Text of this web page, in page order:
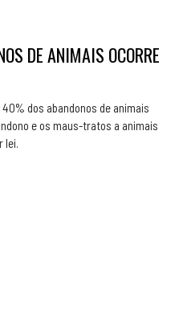
DE ANIMAIS OCORRE
dos abandonos de animais
e os maus-tratos a animais
lei.